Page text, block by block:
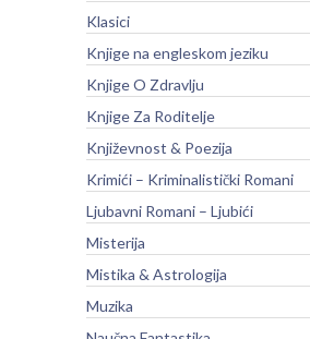
Klasici
Knjige na engleskom jeziku
Knjige O Zdravlju
Knjige Za Roditelje
Književnost & Poezija
Krimići – Kriminalistički Romani
Ljubavni Romani – Ljubići
Misterija
Mistika & Astrologija
Muzika